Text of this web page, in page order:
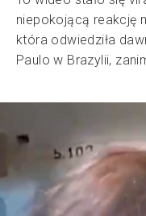
niepokojącą reakcję
która odwiedziła
Paulo w Brazylii,